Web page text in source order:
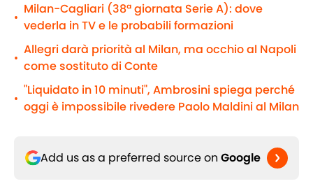
•
Milan-Cagliari (38ª giornata Serie A): dove
vederla in TV e le probabili formazioni
•
Allegri darà priorità al Milan, ma occhio al Napoli
come sostituto di Conte
•
"Liquidato in 10 minuti", Ambrosini spiega perché
oggi è impossibile rivedere Paolo Maldini al Milan
Add us as a preferred source on Google